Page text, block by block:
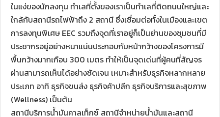
ในแง่ของนักลงทุน ทำเลที่ตั้งของเราเป็นทำเลที่ติดถนนใหญ่และ
ใกล้กับสถานีรถไฟฟ้าถึง 2 สถานี ซึ่งเชื่อมต่อทั้งในเมืองและเขต
การลงทุนพิเศษ EEC รวมถึงจุดที่เราอยู่ก็เป็นย่านของชุมชนที่มี
ประชากรอยู่อย่างหนาแน่นประกอบกับหน้ากว้างของโครงการมี
พื้นกว้างมากเกือบ 300 เมตร ทำให้เป็นจุดเด่นที่ผู้คนที่สัญจร
ผ่านสามารถเห็นได้อย่างชัดเจน เหมาะสำหรับธุรกิจหลากหลาย
ประเภท อาทิ ธุรกิจขนส่ง ธุรกิจค้าปลีก ธุรกิจบริการและสุขภาพ
(Wellness) เป็นต้น
สถานีบริการน้ำมันคาลเท็กซ์ สถานีจำหน่ายน้ำมันและสถานี